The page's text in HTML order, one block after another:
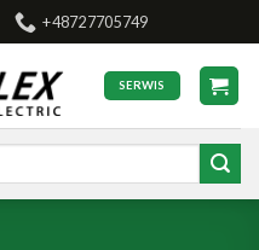
+48727705749
SERWIS